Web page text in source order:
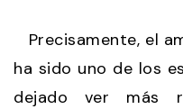
Precisamente, el
ha sido uno de los
dejado ver más